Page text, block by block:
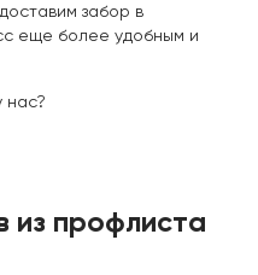
забор в
еще более удобным и
нас?
из профлиста